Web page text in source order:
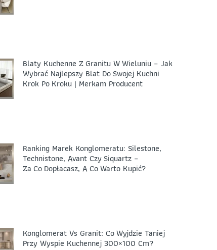
Blaty Kuchenne Z Granitu W Wieluniu – Jak
Wybrać Najlepszy Blat Do Swojej Kuchni
Krok Po Kroku | Merkam Producent
Ranking Marek Konglomeratu: Silestone,
Technistone, Avant Czy Siquartz –
Za Co Dopłacasz, A Co Warto Kupić?
Konglomerat Vs Granit: Co Wyjdzie Taniej
Przy Wyspie Kuchennej 300×100 Cm?